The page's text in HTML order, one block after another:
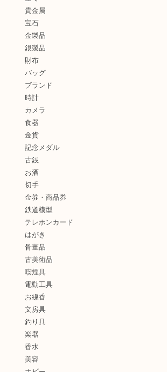
貴金属
宝石
金製品
銀製品
財布
バッグ
ブランド
時計
カメラ
食器
金貨
記念メダル
古銭
お酒
切手
金券・商品券
鉄道模型
テレホンカード
はがき
骨董品
古美術品
喫煙具
電動工具
お線香
文房具
釣り具
楽器
香水
美容